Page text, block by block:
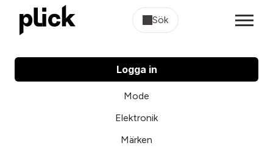
Sök
Logga in
Mode
Elektronik
Märken